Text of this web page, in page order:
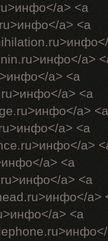
a> <a
a> <a
a>
a> <a
a> <a
a> <a
a> <a
a>
a> <a
a> <a
a>
a> <a